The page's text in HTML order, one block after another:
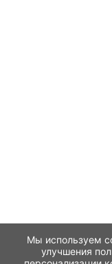
Мы используем
улучшения